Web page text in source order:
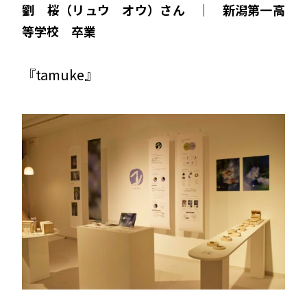
劉 桜（リュウ オウ）さん ｜ 新潟第一高
等学校 卒業
『tamuke』